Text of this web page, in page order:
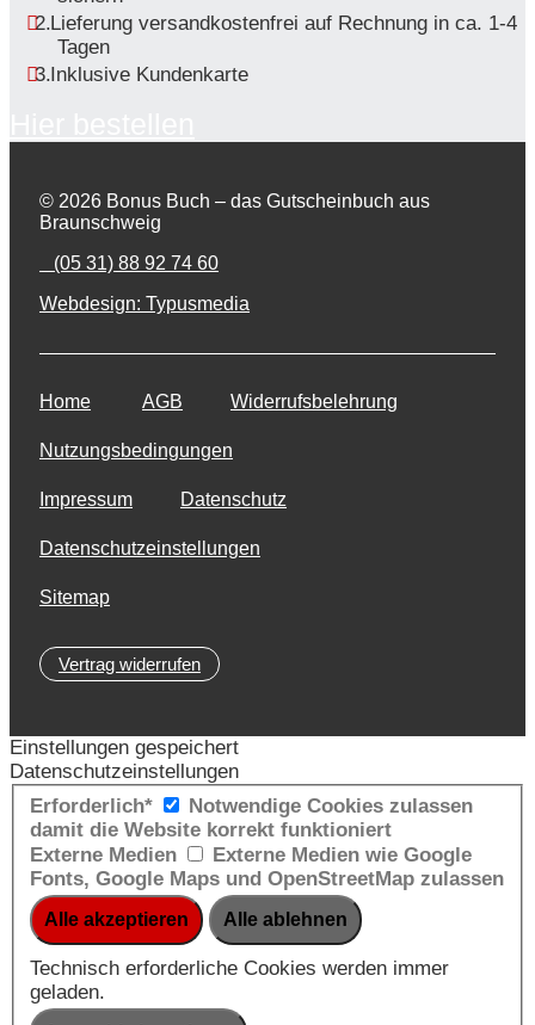
Lieferung versandkostenfrei auf Rechnung in ca. 1-4
Tagen
Inklusive Kundenkarte
© 2026 Bonus Buch – das Gutscheinbuch aus
Braunschweig
(05 31) 88 92 74 60
Webdesign: Typusmedia
Home AGB Widerrufsbelehrung
Nutzungsbedingungen
Impressum Datenschutz
Datenschutzeinstellungen
Sitemap
Vertrag widerrufen
Einstellungen gespeichert
Datenschutzeinstellungen
Erforderlich*
Notwendige Cookies zulassen
damit die Website korrekt funktioniert
Externe Medien
Externe Medien wie Google
Fonts, Google Maps und OpenStreetMap zulassen
Technisch erforderliche Cookies werden immer
geladen.